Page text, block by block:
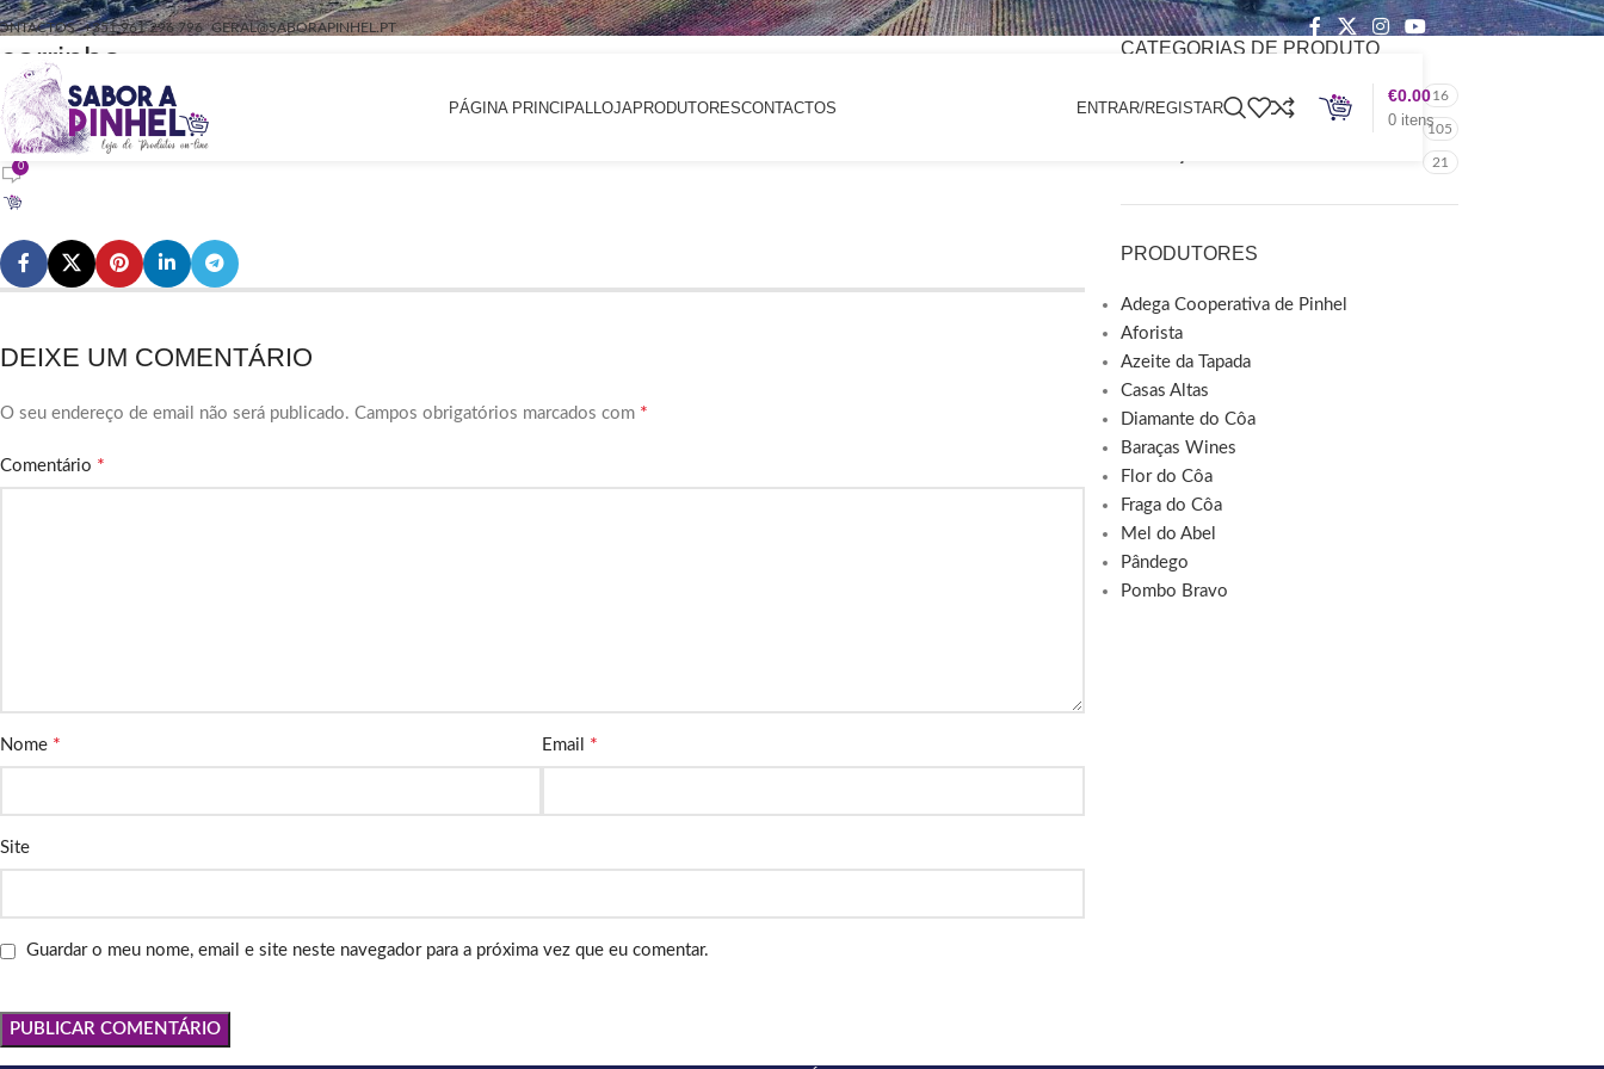
+351 961 296 796 GERAL@SABORAPINHEL.PT
PÁGINA PRINCIPAL LOJAPRODUTORESCONTACTOS ENTRAR/REGISTAR
0 itens
€0.00
carrinho
Publicado por
On Março 16, 2021
0
DEIXE UM COMENTÁRIO
O seu endereço de email não será publicado. Campos obrigatórios marcados com *
Comentário *
Nome * Email *
Site
Guardar o meu nome, email e site neste navegador para a próxima vez que eu comentar.
CATEGORIAS DE PRODUTO
16
Produtos Endógenos 105
21
PRODUTORES
Adega Cooperativa de Pinhel
Aforista
Azeite da Tapada
Casas Altas
Diamante do Côa
Baraças Wines
Flor do Côa
Fraga do Côa
Mel do Abel
Pândego
Pombo Bravo